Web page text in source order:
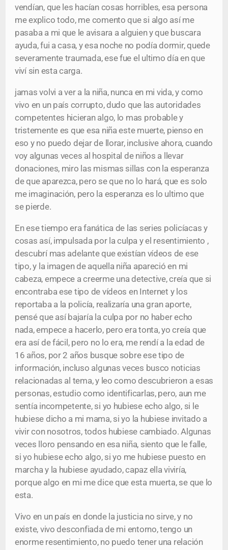
vendían, que les hacían cosas horribles, esa persona
me explico todo, me comento que si algo así me
pasaba a mi que le avisara a alguien y que buscara
ayuda, fui a casa, y esa noche no podía dormir, quede
severamente traumada, ese fue el ultimo día en que
viví sin esta carga.
jamas volvi a ver a la niña, nunca en mi vida, y como
vivo en un país corrupto, dudo que las autoridades
competentes hicieran algo, lo mas probable y
tristemente es que esa niña este muerte, pienso en
eso y no puedo dejar de llorar, inclusive ahora, cuando
voy algunas veces al hospital de niños a llevar
donaciones, miro las mismas sillas con la esperanza
de que aparezca, pero se que no lo hará, que es solo
me imaginación, pero la esperanza es lo ultimo que
se pierde.
En ese tiempo era fanática de las series policíacas y
cosas así, impulsada por la culpa y el resentimiento ,
descubrí mas adelante que existían vídeos de ese
tipo, y la imagen de aquella niña apareció en mi
cabeza, empece a creerme una detective, creía que si
encontraba ese tipo de vídeos en Internet y los
reportaba a la policía, realizaría una gran aporte,
pensé que así bajaría la culpa por no haber echo
nada, empece a hacerlo, pero era tonta, yo creía que
era así de fácil, pero no lo era, me rendí a la edad de
16 años, por 2 años busque sobre ese tipo de
información, incluso algunas veces busco noticias
relacionadas al tema, y leo como descubrieron a esas
personas, estudio como identificarlas, pero, aun me
sentía incompetente, si yo hubiese echo algo, si le
hubiese dicho a mi mama, si yo la hubiese invitado a
vivir con nosotros, todos hubiese cambiado. Algunas
veces lloro pensando en esa niña, siento que le falle,
si yo hubiese echo algo, si yo me hubiese puesto en
marcha y la hubiese ayudado, capaz ella viviría,
porque algo en mi me dice que esta muerta, se que lo
esta.
Vivo en un país en donde la justicia no sirve, y no
existe, vivo desconfiada de mi entorno, tengo un
enorme resentimiento, no puedo tener una relación